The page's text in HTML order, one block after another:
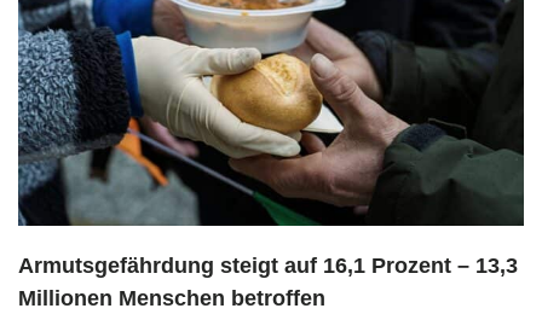
Armutsgefährdung steigt auf 16,1 Prozent – 13,3
Millionen Menschen betroffen